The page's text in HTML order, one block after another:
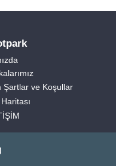
Şartlar ve Koşullar